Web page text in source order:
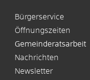
Bürgerservice
Öffnungszeiten
Gemeinderatsarbeit
Nachrichten
Newsletter